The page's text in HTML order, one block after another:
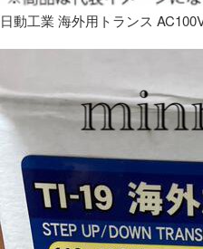
日動工業 海外用トランス